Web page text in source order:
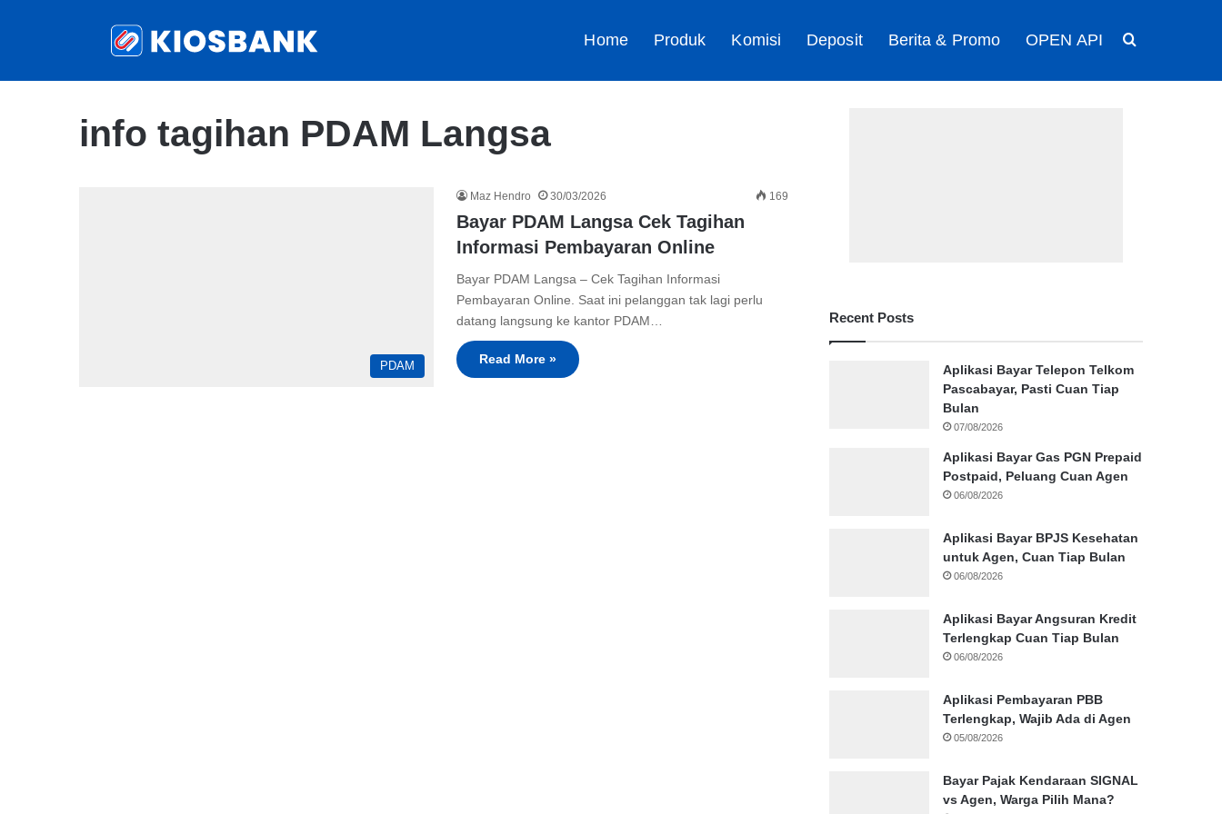
Home Produk Komisi Deposit Berita & Promo OPEN API
info tagihan PDAM Langsa
PDAM
Maz Hendro 30/03/2026 169
Bayar PDAM Langsa Cek Tagihan
Informasi Pembayaran Online
Bayar PDAM Langsa – Cek Tagihan Informasi
Pembayaran Online. Saat ini pelanggan tak lagi perlu
datang langsung ke kantor PDAM…
Read More »
Recent Posts
Aplikasi Bayar Telepon Telkom
Pascabayar, Pasti Cuan Tiap
Bulan
07/08/2026
Aplikasi Bayar Gas PGN Prepaid
Postpaid, Peluang Cuan Agen
06/08/2026
Aplikasi Bayar BPJS Kesehatan
untuk Agen, Cuan Tiap Bulan
06/08/2026
Aplikasi Bayar Angsuran Kredit
Terlengkap Cuan Tiap Bulan
06/08/2026
Aplikasi Pembayaran PBB
Terlengkap, Wajib Ada di Agen
05/08/2026
Bayar Pajak Kendaraan SIGNAL
vs Agen, Warga Pilih Mana?